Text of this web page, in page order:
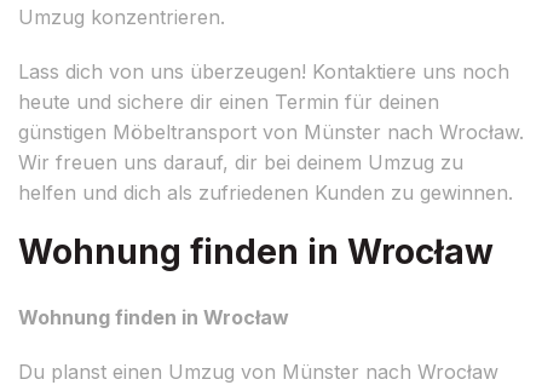
Umzug konzentrieren.
Lass dich von uns überzeugen! Kontaktiere uns noch
heute und sichere dir einen Termin für deinen
günstigen Möbeltransport von Münster nach Wrocław.
Wir freuen uns darauf, dir bei deinem Umzug zu
helfen und dich als zufriedenen Kunden zu gewinnen.
Wohnung finden in Wrocław
Wohnung finden in Wrocław
Du planst einen Umzug von Münster nach Wrocław